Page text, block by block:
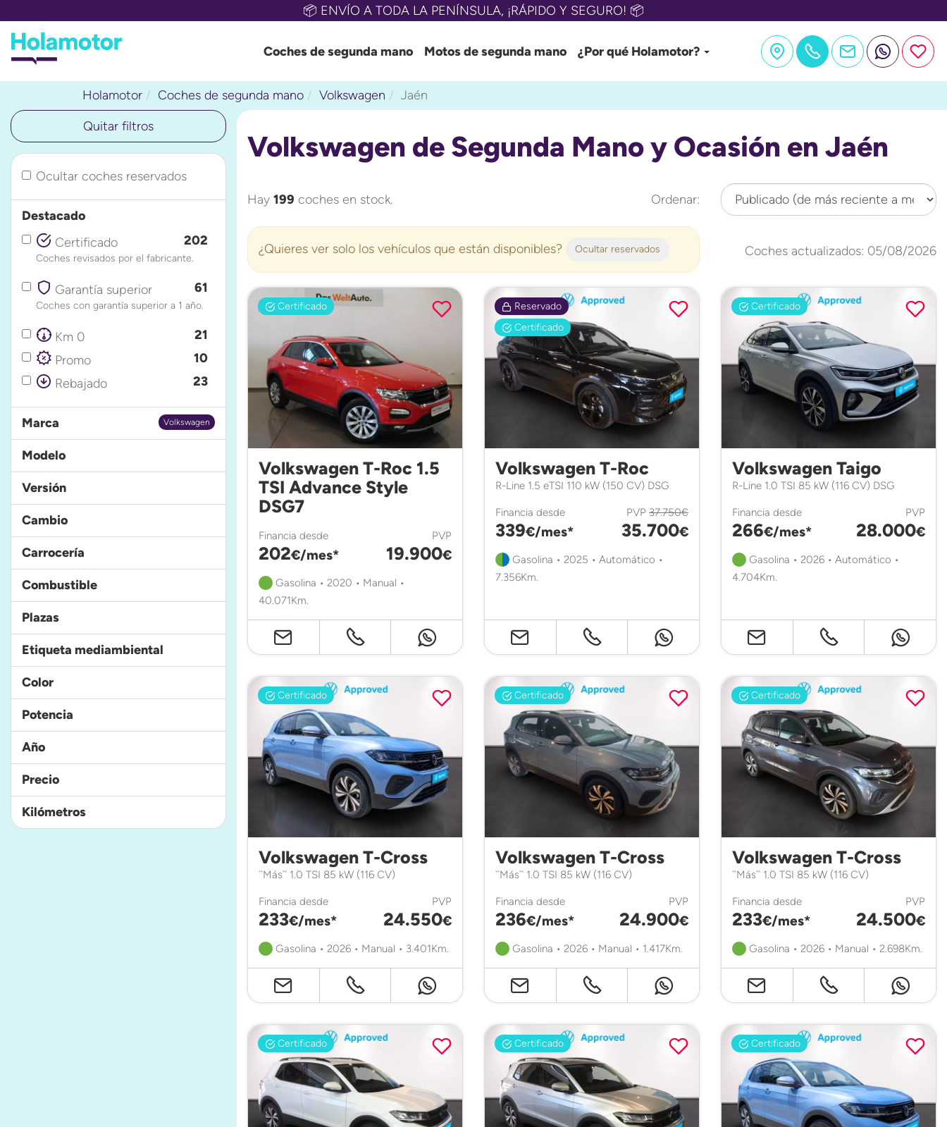
📦 ENVÍO A TODA LA PENÍNSULA, ¡RÁPIDO Y SEGURO! 📦
Coches de segunda mano Motos de segunda mano ¿Por qué Holamotor?
Holamotor Coches de segunda mano Volkswagen Jaén
Volkswagen de Segunda Mano y Ocasión en Jaén
Hay 199 coches en stock. Ordenar:
¿Quieres ver solo los vehículos que están disponibles? Ocultar reservados Coches actualizados: 05/08/2026
Certificado
Volkswagen T-Roc 1.5
TSI Advance Style
DSG7
Financia desde
202€/mes*
PVP
19.900€
Gasolina • 2020 • Manual •
40.071Km.
Reservado
Certificado
Volkswagen T-Roc
R-Line 1.5 eTSI 110 kW (150 CV) DSG
Financia desde
339€/mes*
PVP 37.750€
35.700€
Gasolina • 2025 • Automático •
7.356Km.
Certificado
Volkswagen Taigo
R-Line 1.0 TSI 85 kW (116 CV) DSG
Financia desde
266€/mes*
PVP
28.000€
Gasolina • 2026 • Automático •
4.704Km.
Certificado
Volkswagen T-Cross
``Más`` 1.0 TSI 85 kW (116 CV)
Financia desde
233€/mes*
PVP
24.550€
Gasolina • 2026 • Manual • 3.401Km.
Certificado
Volkswagen T-Cross
``Más`` 1.0 TSI 85 kW (116 CV)
Financia desde
236€/mes*
PVP
24.900€
Gasolina • 2026 • Manual • 1.417Km.
Certificado
Volkswagen T-Cross
``Más`` 1.0 TSI 85 kW (116 CV)
Financia desde
233€/mes*
PVP
24.500€
Gasolina • 2026 • Manual • 2.698Km.
Certificado Certificado Certificado
Quitar filtros
Ocultar coches reservados
Destacado
Certificado
202
Coches revisados por el fabricante.
Garantía superior 61
Coches con garantía superior a 1 año.
Km 0
21
Promo
10
Rebajado
23
Volkswagen
Marca
Modelo
Versión
Cambio
Carrocería
Combustible
Plazas
Etiqueta mediambiental
Color
Potencia
Año
Precio
Kilómetros